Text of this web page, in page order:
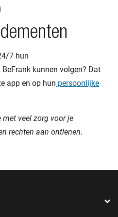
7 hun
kunnen volgen? Dat
app en op hun persoonlijke
met veel zorg voor je
rechten aan ontlenen.